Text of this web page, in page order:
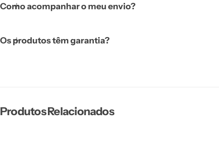
Como acompanhar o meu envio?
Os produtos têm garantia?
Produtos Relacionados